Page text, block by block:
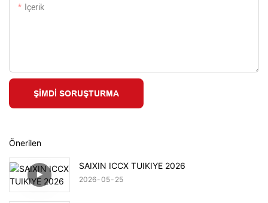
Içerik
ŞIMDI SORUŞTURMA
Önerilen
SAIXIN ICCX TUIKIYE 2026
2026 05 25